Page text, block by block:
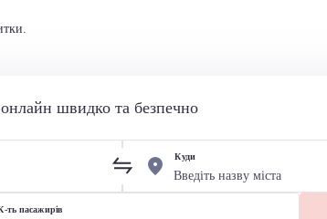
швидко та безпечно
Куди
ть пасажирів